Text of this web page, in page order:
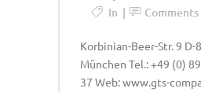
In
Comments
Korbinian-Beer-Str. 9 D-
München Tel.: +49 (0)
37 Web: www.gts-